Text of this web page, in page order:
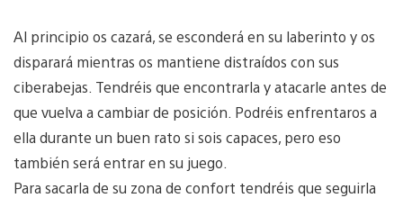
Al principio os cazará, se esconderá en su laberinto y os
disparará mientras os mantiene distraídos con sus
ciberabejas. Tendréis que encontrarla y atacarle antes de
que vuelva a cambiar de posición. Podréis enfrentaros a
ella durante un buen rato si sois capaces, pero eso
también será entrar en su juego.
Para sacarla de su zona de confort tendréis que seguirla